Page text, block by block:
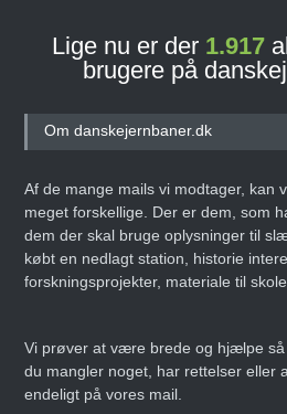
Lige nu er der 1.917
brugere på
Om danskejernbaner.dk
Af de mange mails vi modtager, kan
meget forskellige. Der er dem, som
dem der skal bruge oplysninger til
købt en nedlagt station, historie
forskningsprojekter, materiale til
Vi prøver at være brede og hjælpe
du mangler noget, har rettelser eller
endeligt på vores mail.